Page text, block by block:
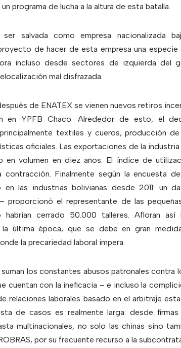
programa de lucha a la altura de esta batalla.
ser salvada como empresa nacionalizada
de hacer de esta empresa una
incluso desde sectores de izquierda del
mal disfrazada.
de ENATEX se vienen nuevos retiros
en YPFB Chaco. Alrededor de esto, el
textiles y cueros, producción
oficiales. Las exportaciones de la
en volumen en diez años. El índice de
contracción. Finalmente según la encuesta
en las industrias bolivianas desde 2011: un
proporcionó el representante de las
habrían cerrado 50.000 talleres. Afloran
última época, que se debe en gran
la precariedad laboral impera.
los constantes abusos patronales contra
cuentan con la ineficacia – e incluso la
relaciones laborales basado en el arbitraje
de casos es realmente larga: desde firmas
multinacionales, no solo las chinas sino
por su frecuente recurso a la